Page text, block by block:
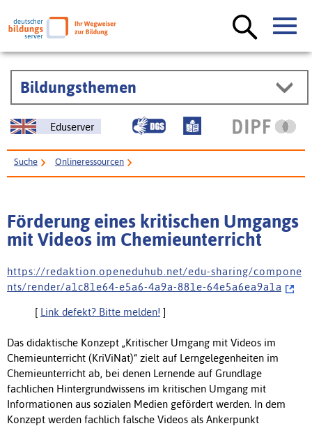
Bildungsthemen
Eduserver
Suche Onlineressourcen
Förderung eines kritischen Umgangs
mit Videos im Chemieunterricht
h t t p s : / / r e d a k t i o n . o p e n e d u h u b . n e t / e d u - s h a r i n g / c o m p o n e
n t s / r e n d e r / a 1 c 8 1 e 6 4 - e 5 a 6 - 4 a 9 a - 8 8 1 e - 6 4 e 5 a 6 e a 9 a 1 a
[ Link defekt? Bitte melden! ]
Das didaktische Konzept „Kritischer Umgang mit Videos im
Chemieunterricht (KriViNat)“ zielt auf Lerngelegenheiten im
Chemieunterricht ab, bei denen Lernende auf Grundlage
fachlichen Hintergrundwissens im kritischen Umgang mit
Informationen aus sozialen Medien gefördert werden. In dem
Konzept werden fachlich falsche Videos als Ankerpunkt